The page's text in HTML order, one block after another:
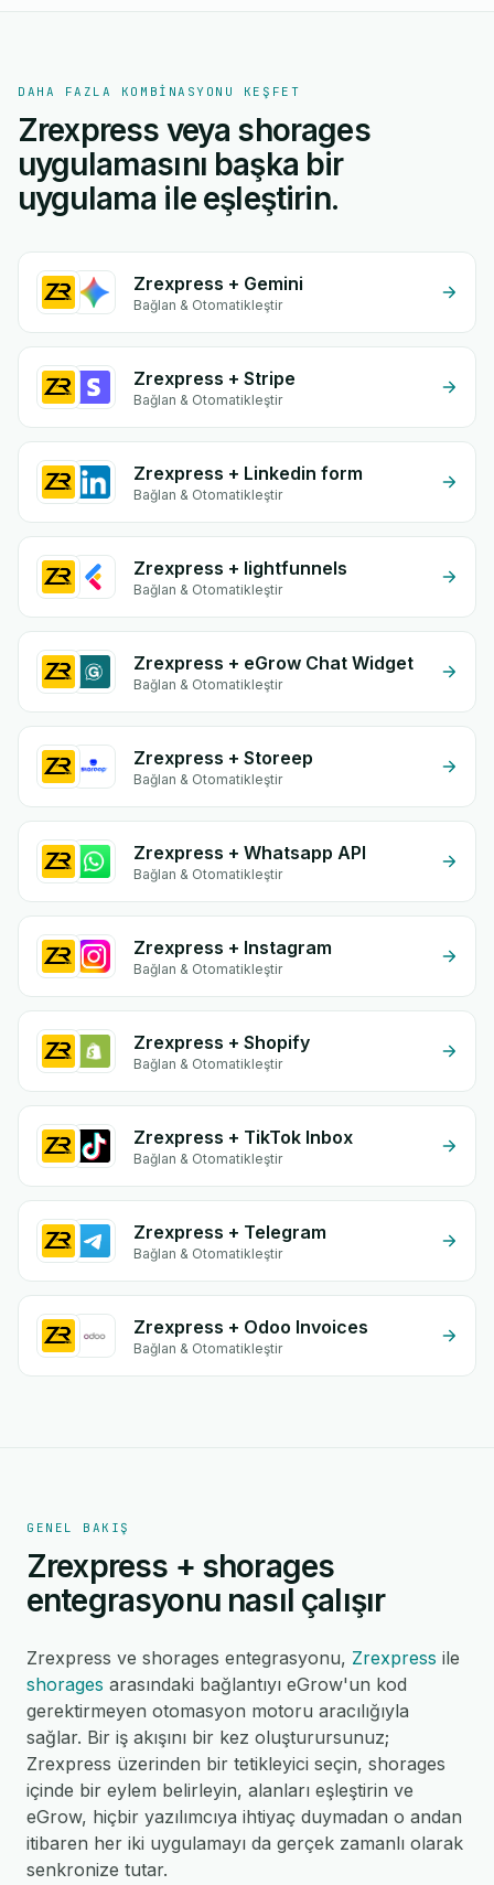
DAHA FAZLA KOMBINASYONU KEŞFET
Zrexpress veya shorages
uygulamasını başka bir
uygulama ile eşleştirin.
Zrexpress + Gemini
Bağlan & Otomatikleştir
Zrexpress + Stripe
Bağlan & Otomatikleştir
Zrexpress + Linkedin form
Bağlan & Otomatikleştir
Zrexpress + lightfunnels
Bağlan & Otomatikleştir
Zrexpress + eGrow Chat Widget
Bağlan & Otomatikleştir
Zrexpress + Storeep
Bağlan & Otomatikleştir
Zrexpress + Whatsapp API
Bağlan & Otomatikleştir
Zrexpress + Instagram
Bağlan & Otomatikleştir
Zrexpress + Shopify
Bağlan & Otomatikleştir
Zrexpress + TikTok Inbox
Bağlan & Otomatikleştir
Zrexpress + Telegram
Bağlan & Otomatikleştir
Zrexpress + Odoo Invoices
Bağlan & Otomatikleştir
GENEL BAKIŞ
Zrexpress + shorages
entegrasyonu nasıl çalışır
Zrexpress ve shorages entegrasyonu, Zrexpress ile
shorages arasındaki bağlantıyı eGrow'un kod
gerektirmeyen otomasyon motoru aracılığıyla
sağlar. Bir iş akışını bir kez oluşturursunuz;
Zrexpress üzerinden bir tetikleyici seçin, shorages
içinde bir eylem belirleyin, alanları eşleştirin ve
eGrow, hiçbir yazılımcıya ihtiyaç duymadan o andan
itibaren her iki uygulamayı da gerçek zamanlı olarak
senkronize tutar.